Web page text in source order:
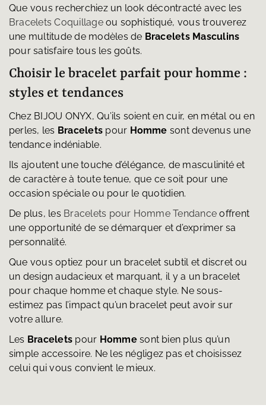
Que vous recherchiez un look décontracté avec les
Bracelets Coquillageou sophistiqué, vous trouverez
une multitude de modèles de Bracelets Masculins
pour satisfaire tous les goûts.
Choisir le bracelet parfait pour homme :
styles et tendances
Chez BIJOU ONYX, Qu’ils soient en cuir, en métal ou en
perles, les Bracelets pour Homme sont devenus une
tendance indéniable.
Ils ajoutent une touche d’élégance, de masculinité et
de caractère à toute tenue, que ce soit pour une
occasion spéciale ou pour le quotidien.
De plus, les Bracelets pour Homme Tendance offrent
une opportunité de se démarquer et d’exprimer sa
personnalité.
Que vous optiez pour un bracelet subtil et discret ou
un design audacieux et marquant, il y a un bracelet
pour chaque homme et chaque style. Ne sous-
estimez pas l’impact qu’un bracelet peut avoir sur
votre allure.
Les Bracelets pour Hommesont bien plus qu’un
simple accessoire. Ne les négligez pas et choisissez
celui qui vous convient le mieux.